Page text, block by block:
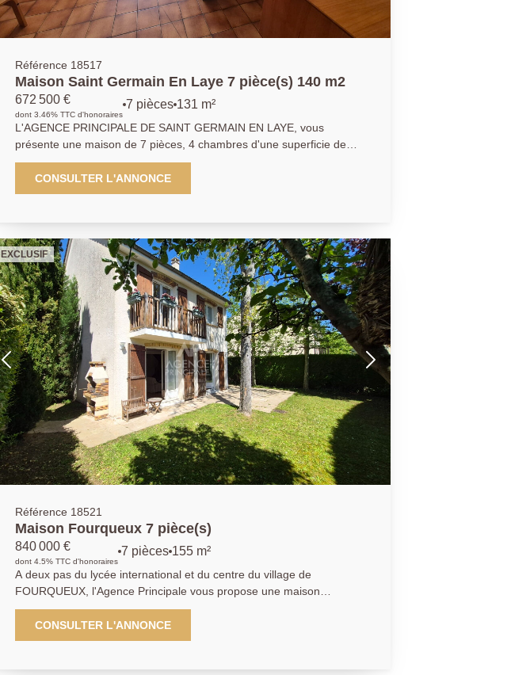
Référence 18517
Maison Saint Germain En Laye 7 pièce(s) 140 m2
672 500 €
dont 3.46% TTC d'honoraires
7 pièces 131 m²
L'AGENCE PRINCIPALE DE SAINT GERMAIN EN LAYE, vous
présente une maison de 7 pièces, 4 chambres d'une superficie de
près de 132 m2. Au rez de chaussée, vous disposerez d'une cuisine
indépendante et d'une grande pièce de vie de plus 36 m2 avec
cheminée ouvrant sur une terrasse et jardin sans aucun vis à vis. A
supplémentaire pour les besoins d'une grande famille. Les travaux
de rafraichissement vous permettront de moderniser cette belle
maison et de prévoir une décoration en harmonie totale avec vos
envies.
CONSULTER L'ANNONCE
EXCLUSIF
Référence 18521
Maison Fourqueux 7 pièce(s)
840 000 €
dont 4.5% TTC d'honoraires
7 pièces 155 m²
A deux pas du lycée international et du centre du village de
FOURQUEUX, l'Agence Principale vous propose une maison
familiale de 8 pièces de près de 170 m2 au sol. Elle dispose
notamment de 4 chambres dont 1 suite parentale avec balcon, son
séjour de 35 m2 environ baigné de lumière vous permettra d'accéder
CONSULTER L'ANNONCE